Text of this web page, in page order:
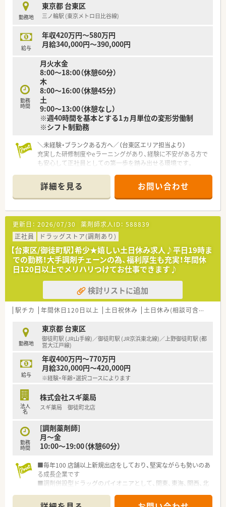
勤務地
東京都 台東区
三ノ輪駅 (東京メトロ日比谷線)
給与
年収420万円～580万円
月給340,000円～390,000円
勤務
時間
月火水金
8:00～18:00（休憩60分）
木
8:00～16:00（休憩45分）
土
9:00～13:00（休憩なし）
※週40時間を基本とする1ヵ月単位の変形労働制
※シフト制勤務
＼未経験・ブランクある方へ／（台東区エリア担当より）
充実した研修制度やeラーニングがあり、経験に不安がある方で
も安心して正社員としての第一歩を踏み出せる環境です。
【店舗情報と応需状況について】
■最寄り駅の東京メトロ日比谷線「三ノ輪駅」から徒歩3分とい
う駅チカの好立地にあります。
■医療ビル内に位置しており、内科や小児科、皮膚科、眼科など
多科目を幅広く応需しています。
■1日の処方箋枚数は210枚で、常時8名から9名の薬剤師体制で
対応します。
【募集背景と求める人物像について】
■今後の更なるサービス拡充を目的とした増員募集のため、新し
い仲間を積極採用中です。
■様々な処方箋に触れながら、薬剤師として着実にスキルアップ
したいという意欲的な方を求めています。
■チームワークを尊重し、周囲のスタッフと協力しながら業務に
【想定されるキャリアイメージ】
■在宅医療や漢方など、専門性を高める薬剤師スペシャリストと
しての道が用意されています。
■現場経験を積んだ後、将来的には管理薬剤師やエリアマネージ
ャーを目指すことも可能です。
■認定薬剤師の取得支援制度が充実しており、多くの方が専門性
【想定されるモデル年収】
年収が想定されます。
■毎年1回の定期昇給に加えて、年2回の賞与が支給され、安定し
た収入を見込めます。
に応じて支給されます。
詳細を見る お問い合わせ
更新日： 2026/07/30 薬剤師求人ID： 588839
正社員
ドラッグストア(調剤あり)
【台東区/御徒町駅】希少★嬉しい土日休み求人♪平日19時ま
での勤務！大手調剤チェーンの為、福利厚生も充実！年間休
日120日以上でメリハリつけてお仕事できます♪
検討リストに追加
駅チカ 年間休日120日以上 土日祝休み 土日休み(相談可含む)
勤務地
東京都 台東区
御徒町駅 (JR山手線)／御徒町駅 (JR京浜東北線)／上野御徒町駅 (都
営大江戸線)
給与
年収400万円～770万円
月給320,000円～420,000円
※経験・年齢・選択コースによります
法人
名
株式会社スギ薬局
スギ薬局 御徒町北店
勤務
時間
[調剤薬剤師]
月～金
10:00～19:00（休憩60分）
■毎年100 店舗以上新規出店をしており、堅実ながらも勢いのあ
る成長企業です
■調剤併設型ドラッグのパイオニアとして、関東、東海、関西、北
■研修制度は様々なプランがあり、集合研修だけでなく任意で受